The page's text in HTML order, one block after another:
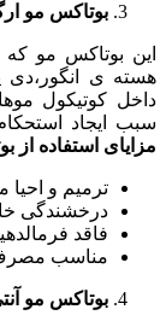
بوتاکس مو
این بوتاکس مو
هسته ی انگور،دی
داخل کوتیکول
سبب ایجاد
مزایای استفاده از
ترمیم و احیا
درخشندگی
فاقد
مناسب مصرف
بوتاکس مو